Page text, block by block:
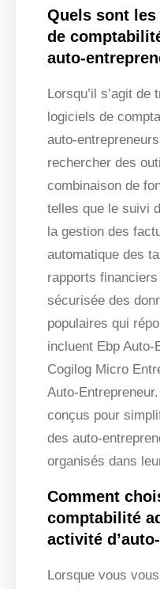
Quels sont
de
auto-
Lorsqu’il s’agit
logiciels de
auto-
rechercher des
combinaison de
telles que le suivi
la gestion des
automatique des
rapports
sécurisée des
populaires qui
incluent Ebp Auto-
Cogilog Micro
Auto-
conçus pour
des auto-
organisés dans
Comment
comptabilité
activité
Lorsque vous